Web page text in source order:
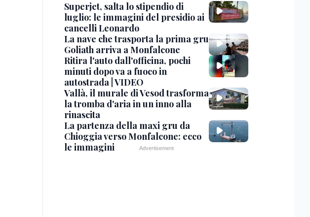
Superjet, salta lo stipendio di
luglio: le immagini del presidio ai
cancelli Leonardo
La nave che trasporta la prima gru
Goliath arriva a Monfalcone
Ritira l'auto dall'officina, pochi
minuti dopo va a fuoco in
autostrada | VIDEO
Vallà, il murale di Vesod trasforma
la tromba d'aria in un inno alla
rinascita
La partenza della maxi gru da
Chioggia verso Monfalcone: ecco
le immagini